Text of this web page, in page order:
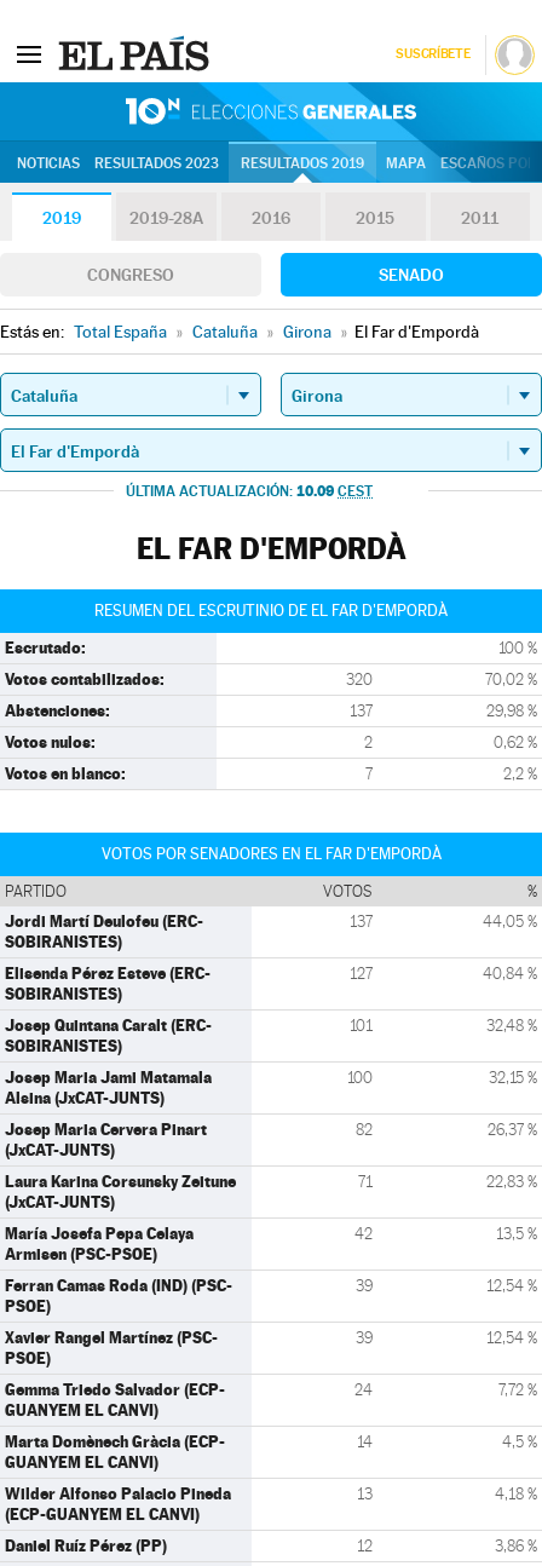
SUSCRÍBETE
NOTICIAS RESULTADOS 2023 RESULTADOS 2019 MAPA ESCAÑOS
2019 2019-28A 2016 2015 2011
CONGRESO SENADO
Estás en: Total España » Cataluña » Girona » El Far d'Empordà
ÚLTIMA ACTUALIZACIÓN: 10.09 CEST
EL FAR D'EMPORDÀ
RESUMEN DEL ESCRUTINIO DE EL FAR D'EMPORDÀ
Escrutado: 100 %
Votos contabilizados: 320 70,02 %
Abstenciones: 137 29,98 %
Votos nulos: 2 0,62 %
Votos en blanco: 7 2,2 %
VOTOS POR SENADORES EN EL FAR D'EMPORDÀ
PARTIDO VOTOS %
Jordi Martí Deulofeu (ERC-
SOBIRANISTES)
137 44,05 %
Elisenda Pérez Esteve (ERC-
SOBIRANISTES)
127 40,84 %
Josep Quintana Caralt (ERC-
SOBIRANISTES)
101 32,48 %
Josep Maria Jami Matamala
Alsina (JxCAT-JUNTS)
100 32,15 %
Josep Maria Cervera Pinart
(JxCAT-JUNTS)
82 26,37 %
Laura Karina Corsunsky Zeitune
(JxCAT-JUNTS)
71 22,83 %
María Josefa Pepa Celaya
Armisen (PSC-PSOE)
42 13,5 %
Ferran Camas Roda (IND) (PSC-
PSOE)
39 12,54 %
Xavier Rangel Martínez (PSC-
PSOE)
39 12,54 %
Gemma Triedo Salvador (ECP-
GUANYEM EL CANVI)
24 7,72 %
Marta Domènech Gràcia (ECP-
GUANYEM EL CANVI)
14 4,5 %
Wilder Alfonso Palacio Pineda
(ECP-GUANYEM EL CANVI)
13 4,18 %
Daniel Ruíz Pérez (PP) 12 3,86 %